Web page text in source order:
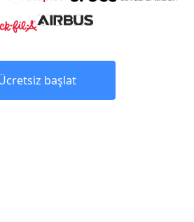
başlat